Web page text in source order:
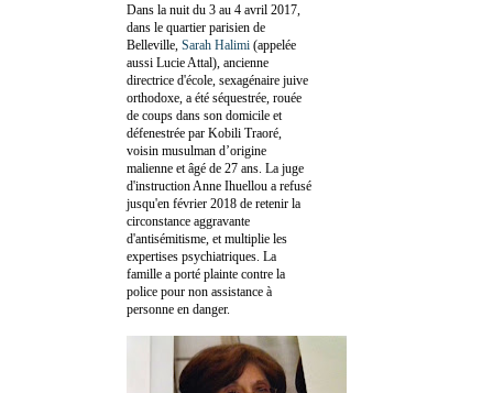
Dans la nuit du 3 au 4 avril 2017,
dans le quartier parisien de
Belleville, Sarah Halimi (appelée
aussi Lucie Attal), ancienne
directrice d'école, sexagénaire juive
orthodoxe, a été séquestrée, rouée
de coups dans son domicile et
défenestrée par Kobili Traoré,
voisin musulman d’origine
malienne et âgé de 27 ans. La juge
d'instruction Anne Ihuellou a refusé
jusqu'en février 2018 de retenir la
circonstance aggravante
d'antisémitisme, et multiplie les
expertises psychiatriques. La
famille a porté plainte contre la
police pour non assistance à
personne en danger.